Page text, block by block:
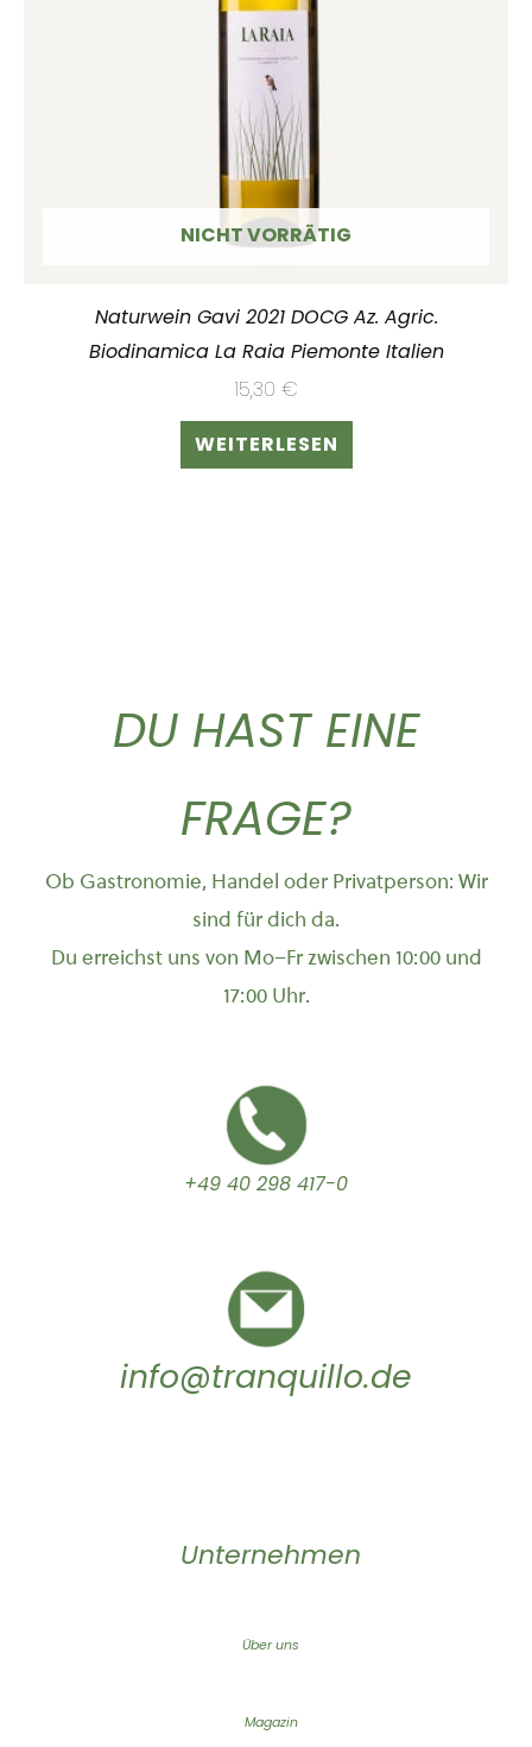
NICHT VORRÄTIG
Naturwein Gavi 2021 DOCG Az. Agric.
Biodinamica La Raia Piemonte Italien
15,30 €
WEITERLESEN
DU HAST EINE
FRAGE?
Ob Gastronomie, Handel oder Privatperson: Wir
sind für dich da.
Du erreichst uns von Mo–Fr zwischen 10:00 und
17:00 Uhr.
+49 40 298 417-0
info@tranquillo.de
Unternehmen
Über uns
Magazin